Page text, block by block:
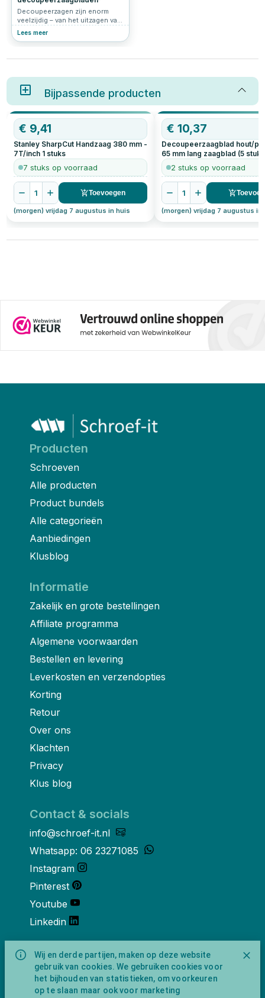
Wij en derde partijen, maken op deze website
gebruik van cookies. We gebruiken cookies voor
het bijhouden van statistieken, om voorkeuren
op te slaan maar ook voor marketing
Decoupeerzagen zijn enorm
veelzijdig – van het uitzagen van
vormen in hout tot het netjes
artikel leggen we uit waar je op
moet letten bij het kiezen van
soorten er zijn voor
verschillende materialen.
Lees meer
Bijpassende producten
€ 9,41
Stanley SharpCut Handzaag 380 mm -
7T/inch 1 stuks
7 stuks op voorraad
1 Toevoegen
(morgen) vrijdag 7 augustus in huis
€10,37
Decoupeerzaagblad hout/
65 mm lang zaagblad (5
2 stuks op voorraad
1
(morgen) vrijdag 7 augustus in
Producten
Schroeven
Alle producten
Product bundels
Alle categorieën
Aanbiedingen
Klusblog
Informatie
Zakelijk en grote bestellingen
Affiliate programma
Algemene voorwaarden
Bestellen en levering
Leverkosten en verzendopties
Korting
Retour
Over ons
Klachten
Privacy
Klus blog
Contact & socials
info@schroef-it.nl
Whatsapp: 06 23271085
Instagram
Pinterest
Youtube
Linkedin
Over ons
Schroef-it is een handelsnaam van
NewFeather B.V. geregisteerd onder KVK